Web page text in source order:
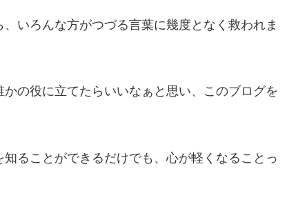
いろんな方がつづる言葉に幾度となく救われま
の役に立てたらいいなぁと思い、このブログを
ることができるだけでも、心が軽くなることっ